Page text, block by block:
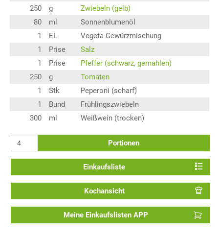
250
g
Zwiebeln (gelb)
80
ml
Sonnenblumenöl
1
EL
Vegeta Gewürzmischung
1
Prise
Salz
1
Prise
Pfeffer (schwarz, gemahlen)
250
g
Tomaten
1
Stk
Peperoni (scharf)
1
Bund
Frühlingszwiebeln
300
ml Weißwein (trocken)
Portionen
Einkaufsliste
Kochansicht
Meine Einkaufslisten APP